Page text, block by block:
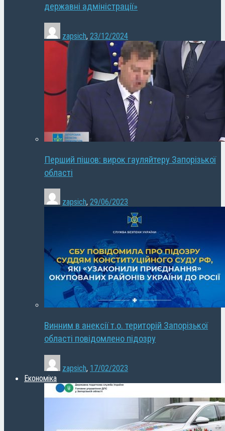
державні адміністрації»
zapsich, 23/12/2024
Перший пішов: вирок гауляйтеру Запорізької
області
zapsich, 29/06/2023
Винним в анексії т.о. територій Запорізької
області повідомлено підозру
zapsich, 17/02/2023
Економіка